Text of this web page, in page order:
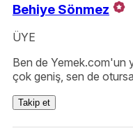
Behiye Sönmez
ÜYE
Ben de Yemek.com'un
çok geniş, sen de
Takip et